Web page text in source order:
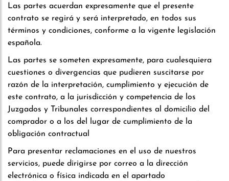
Las partes acuerdan expresamente que el presente
contrato se regirá y será interpretado, en todos sus
términos y condiciones, conforme a la vigente legislación
española.
Las partes se someten expresamente, para cualesquiera
cuestiones o divergencias que pudieren suscitarse por
razón de la interpretación, cumplimiento y ejecución de
este contrato, a la jurisdicción y competencia de los
Juzgados y Tribunales correspondientes al domicilio del
comprador o a los del lugar de cumplimiento de la
obligación contractual
Para presentar reclamaciones en el uso de nuestros
servicios, puede dirigirse por correo a la dirección
electrónica o física indicada en el apartado